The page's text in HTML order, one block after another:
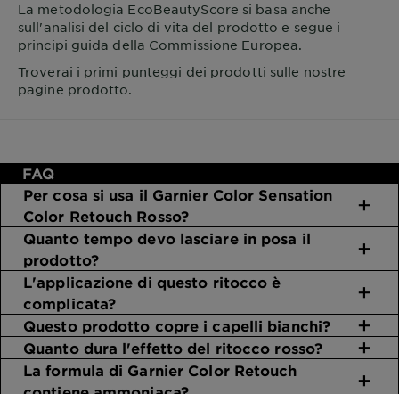
La metodologia EcoBeautyScore si basa anche
sull'analisi del ciclo di vita del prodotto e segue i
principi guida della Commissione Europea.
Troverai i primi punteggi dei prodotti sulle nostre
pagine prodotto.
FAQ
Per cosa si usa il Garnier Color Sensation
Color Retouch Rosso?
Quanto tempo devo lasciare in posa il
prodotto?
L'applicazione di questo ritocco è
complicata?
Questo prodotto copre i capelli bianchi?
Quanto dura l'effetto del ritocco rosso?
La formula di Garnier Color Retouch